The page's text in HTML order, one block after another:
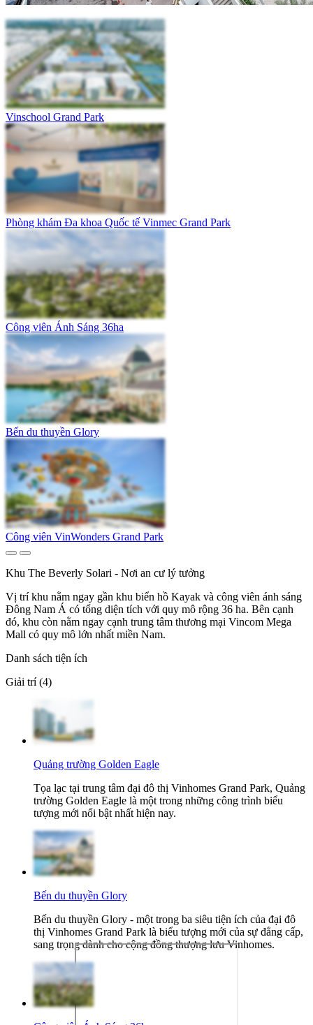
Vinschool Grand Park
Phòng khám Đa khoa Quốc tế Vinmec Grand Park
Công viên Ánh Sáng 36ha
Bến du thuyền Glory
Công viên VinWonders Grand Park
Khu The Beverly Solari - Nơi an cư lý tưởng
Vị trí khu nằm ngay gần khu biển hồ Kayak và công viên ánh sáng
Đông Nam Á có tổng diện tích với quy mô rộng 36 ha. Bên cạnh
đó, khu còn nằm ngay cạnh trung tâm thương mại Vincom Mega
Mall có quy mô lớn nhất miền Nam.
Danh sách tiện ích
Giải trí (4)
Quảng trường Golden Eagle
Tọa lạc tại trung tâm đại đô thị Vinhomes Grand Park, Quảng
trường Golden Eagle là một trong những công trình biểu
tượng mới nổi bật nhất hiện nay.
Bến du thuyền Glory
Bến du thuyền Glory - một trong ba siêu tiện ích của đại đô
thị Vinhomes Grand Park là biểu tượng mới của sự đẳng cấp,
sang trọng dành cho cộng đồng thượng lưu Vinhomes.